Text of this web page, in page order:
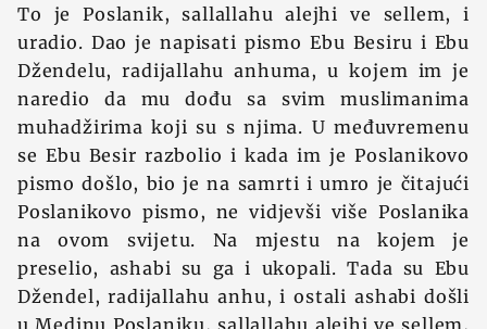
To je Poslanik, sallallahu alejhi ve sellem, i
uradio. Dao je napisati pismo Ebu Besiru i Ebu
Džendelu, radijallahu anhuma, u kojem im je
naredio da mu dođu sa svim muslimanima
muhadžirima koji su s njima. U međuvremenu
se Ebu Besir razbolio i kada im je Poslanikovo
pismo došlo, bio je na samrti i umro je čitajući
Poslanikovo pismo, ne vidjevši više Poslanika
na ovom svijetu. Na mjestu na kojem je
preselio, ashabi su ga i ukopali. Tada su Ebu
Džendel, radijallahu anhu, i ostali ashabi došli
u Medinu Poslaniku, sallallahu alejhi ve sellem,